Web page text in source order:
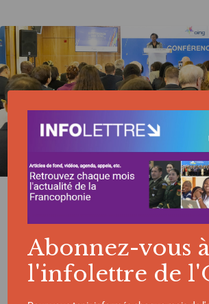
ACTUALITÉ | 04/12/2025
COING
Abonnez-vous
l'infolettre de